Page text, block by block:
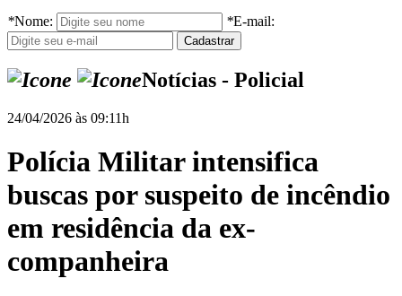
*Nome: *E-mail:
Notícias - Policial
24/04/2026 às 09:11h
Polícia Militar intensifica
buscas por suspeito de incêndio
em residência da ex-
companheira